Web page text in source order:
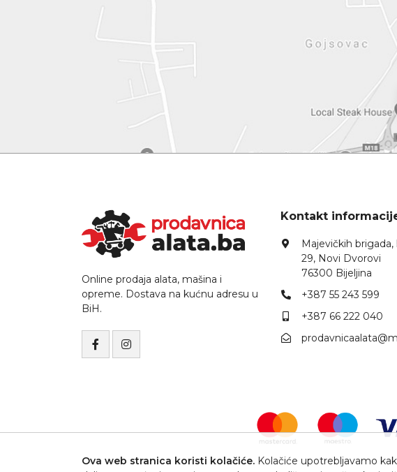
Online prodaja alata, mašina i
opreme. Dostava na kućnu adresu u
BiH.
Kontakt
Majevičkih brigada,
29, Novi Dvorovi
76300 Bijeljina
+387 55 243 599
+387 66 222 040
Ova web stranica koristi kolačiće. Kolačiće upotrebljavamo